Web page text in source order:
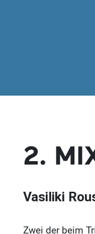
2.
Vasiliki
Zwei der beim